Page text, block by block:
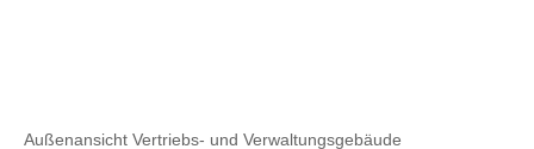
Außenansicht Vertriebs- und Verwaltungsgebäude